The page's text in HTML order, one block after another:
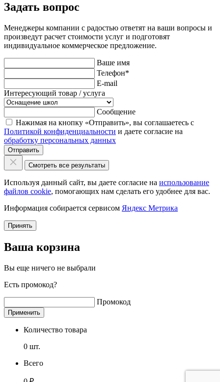
Задать вопрос
Менеджеры компании с радостью ответят на ваши вопросы и
произведут расчет стоимости услуг и подготовят
индивидуальное коммерческое предложение.
Ваше имя
Телефон*
E-mail
Интересующий товар / услуга
Сообщение
Нажимая на кнопку «Отправить», вы соглашаетесь с
Политикой конфиденциальности и даете согласие на
обработку персональных данных
Отправить
Смотреть все результаты
Используя данный сайт, вы даете согласие на использование
файлов cookie, помогающих нам сделать его удобнее для вас.
Информация собирается сервисом Яндекс Метрика
Принять
Ваша корзина
Вы еще ничего не выбрали
Есть промокод?
Промокод
Применить
Количество товара
0 шт.
Всего